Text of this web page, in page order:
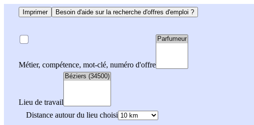
Imprimer Besoin d'aide sur la recherche d'offres d'emploi ?
Métier, compétence, mot-clé, numéro d'offre
Lieu de travail
Distance autour du lieu choisi